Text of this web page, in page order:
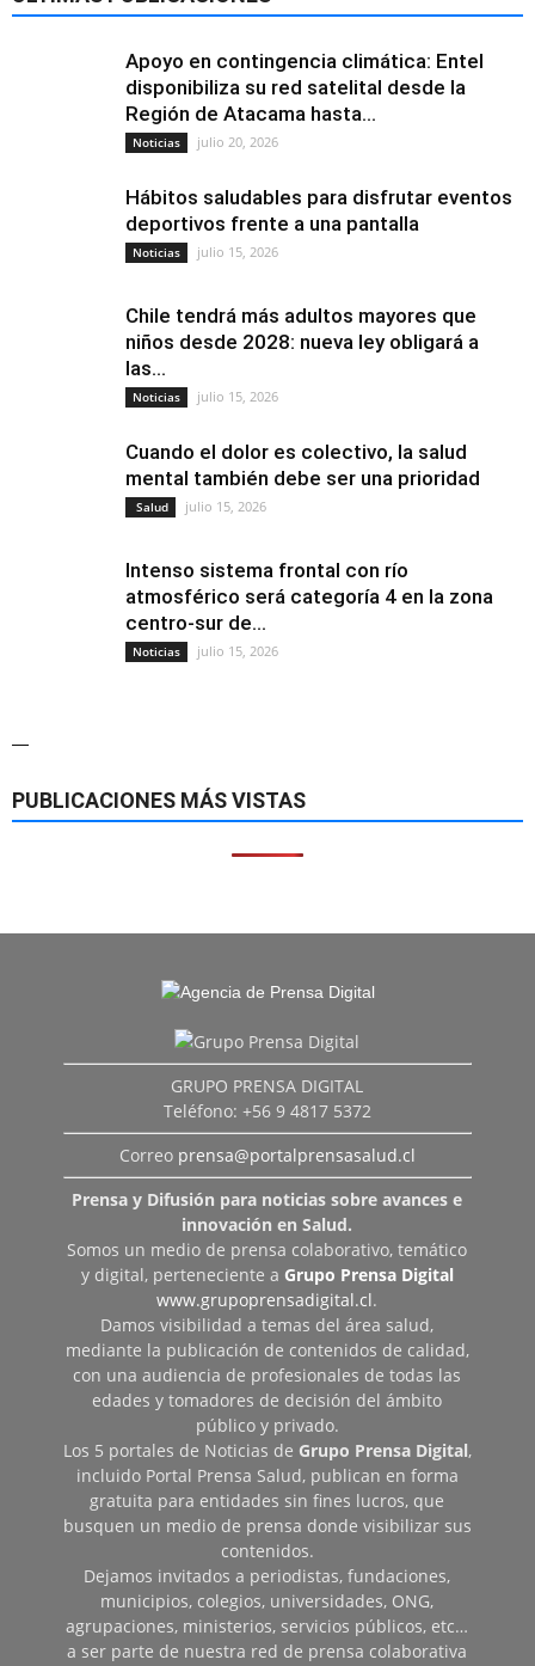
Apoyo en contingencia climática: Entel
disponibiliza su red satelital desde la
Región de Atacama hasta...
Noticias julio 20, 2026
Hábitos saludables para disfrutar eventos
deportivos frente a una pantalla
Noticias julio 15, 2026
Chile tendrá más adultos mayores que
niños desde 2028: nueva ley obligará a
las...
Noticias julio 15, 2026
Cuando el dolor es colectivo, la salud
mental también debe ser una prioridad
Salud julio 15, 2026
Intenso sistema frontal con río
atmosférico será categoría 4 en la zona
centro-sur de...
Noticias julio 15, 2026
—
PUBLICACIONES MÁS VISTAS
GRUPO PRENSA DIGITAL
Teléfono: +56 9 4817 5372
Correo prensa@portalprensasalud.cl
Prensa y Difusión para noticias sobre avances e
innovación en Salud.
Somos un medio de prensa colaborativo, temático
y digital, perteneciente a Grupo Prensa Digital
www.grupoprensadigital.cl.
Damos visibilidad a temas del área salud,
mediante la publicación de contenidos de calidad,
con una audiencia de profesionales de todas las
edades y tomadores de decisión del ámbito
público y privado.
Los 5 portales de Noticias de Grupo Prensa Digital,
incluido Portal Prensa Salud, publican en forma
gratuita para entidades sin fines lucros, que
busquen un medio de prensa donde visibilizar sus
contenidos.
Dejamos invitados a periodistas, fundaciones,
municipios, colegios, universidades, ONG,
agrupaciones, ministerios, servicios públicos, etc…
a ser parte de nuestra red de prensa colaborativa